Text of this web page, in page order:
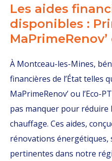
Les aides
disponibles :
À Montceau-les-Mines,
financières de l’État telles
MaPrimeRenov’ ou l’Eco-
pas manquer pour réduire
chauffage. Ces aides,
rénovations énergétiques,
pertinentes dans notre